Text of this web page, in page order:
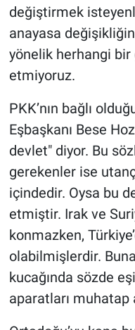
değiştirmek
anayasa
yönelik herhangi
etmiyoruz.
PKK’nın bağlı
Eşbaşkanı Bese
devlet" diyor. Bu
gerekenler ise
içindedir. Oysa bu
etmiştir. Irak ve
konmazken,
olabilmişlerdir.
kucağında sözde
aparatları muhatap